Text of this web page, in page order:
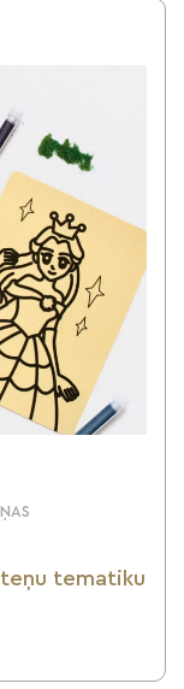
tematiku